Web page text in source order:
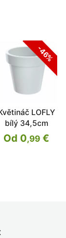
-46%
LOFLY
bílý 34,5cm
Od 0,99 €